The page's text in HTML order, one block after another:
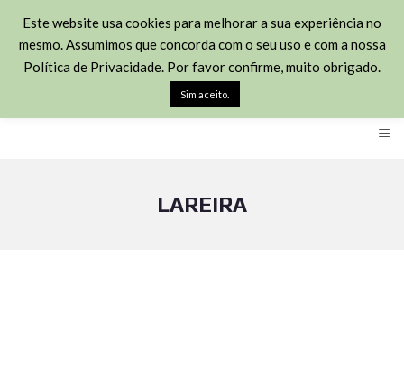
(+351) 211451426
Rua José Joaquim Marques 113 - 2870-348 Montijo
≡
LAREIRA
Este website usa cookies para melhorar a sua experiência no
mesmo. Assumimos que concorda com o seu uso e com a nossa
Política de Privacidade. Por favor confirme, muito obrigado.
Sim aceito.